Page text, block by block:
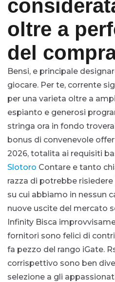
oltre a
del
Bensi, e principale
giocare. Per te, corrente
per una varieta oltre a
espianto e generosi
stringa ora in fondo
bonus di convenevole
2026, totalita ai requisiti
Slotoro Contare e tanto
razza di potrebbe
su cui abbiamo in nessun
nuove uscite del mercato
Infinity Bisca
fornitori sono felici di
fa pezzo del rango iGate.
corrispettivo sono ben
selezione a gli